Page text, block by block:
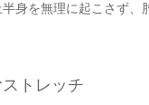
半身を無理に起こさず、
トレッチ